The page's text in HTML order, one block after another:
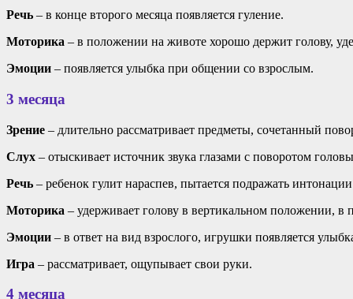
Речь – в конце второго месяца появляется гуление.
Моторика – в положении на животе хорошо держит голову,
Эмоции – появляется улыбка при общении со взрослым.
3 месяца
Зрение – длительно рассматривает предметы, сочетанный
Слух – отыскивает источник звука глазами с поворотом
Речь – ребенок гулит нараспев, пытается подражать
Моторика – удерживает голову в вертикальном положении,
Эмоции – в ответ на вид взрослого, игрушки появляется
Игра – рассматривает, ощупывает свои руки.
4 месяца